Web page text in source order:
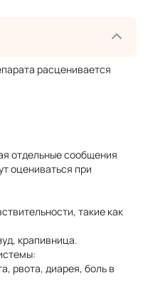
расценивается
отдельные сообщения
оцениваться при
такие как
крапивница.
рвота, диарея, боль в